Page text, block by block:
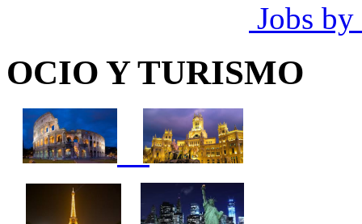
Jobs by
OCIO Y TURISMO